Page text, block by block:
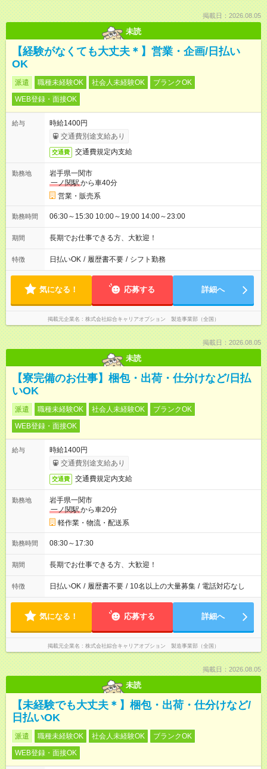
掲載日：2026.08.05
未読
【経験がなくても大丈夫＊】営業・企画/日払い
OK
派遣 職種未経験OK 社会人未経験OK
ブランクOK
WEB登録・面接OK
給与
時給1400円
交通費別途支給あり
交通費 交通費規定内支給
勤務地
岩手県一関市
一ノ関駅から車40分
営業・販売系
勤務時間 06:30～15:30 10:00～19:00 14:00～23:00
期間 長期でお仕事できる方、大歓迎！
特徴 日払いOK / 履歴書不要 / シフト勤務
気になる！ 応募する 詳細へ
掲載元企業名 株式会社綜合キャリアオプション 製造事業部（全国）
掲載日：2026.08.05
未読
【寮完備のお仕事】梱包・出荷・仕分けなど/日払
いOK
派遣 職種未経験OK 社会人未経験OK
ブランクOK
WEB登録・面接OK
給与
時給1400円
交通費別途支給あり
交通費 交通費規定内支給
勤務地
岩手県一関市
一ノ関駅から車20分
軽作業・物流・配送系
勤務時間 08:30～17:30
期間 長期でお仕事できる方、大歓迎！
特徴 日払いOK / 履歴書不要 / 10名以上の大量募集 / 電話対応なし
気になる！ 応募する 詳細へ
掲載元企業名 株式会社綜合キャリアオプション 製造事業部（全国）
掲載日：2026.08.05
未読
【未経験でも大丈夫＊】梱包・出荷・仕分けなど/
日払いOK
派遣 職種未経験OK 社会人未経験OK
ブランクOK
WEB登録・面接OK